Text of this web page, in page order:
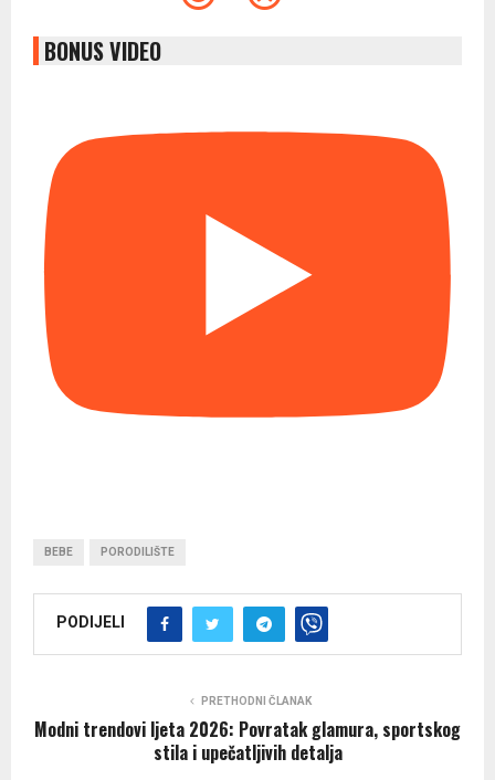
BONUS VIDEO
BEBE PORODILIŠTE
PODIJELI
PRETHODNI ČLANAK
Modni trendovi ljeta 2026: Povratak glamura, sportskog
stila i upečatljivih detalja